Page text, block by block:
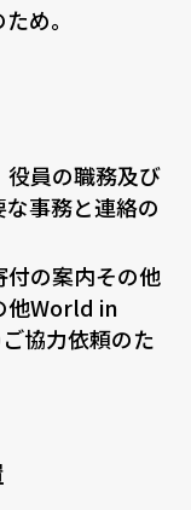
め。
員の職務及び
事務と連絡の
の案内その他
他World in
協力依頼のた